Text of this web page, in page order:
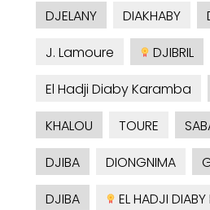
DJELANY
DIAKHABY
J. Lamoure
DJIBRIL
El Hadji Diaby Karamba
KHALOU
TOURE
DJIBA
DIONGNIMA
DJIBA
EL HADJI